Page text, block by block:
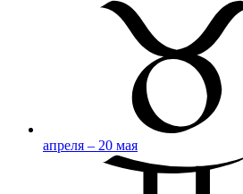
апреля – 20 мая